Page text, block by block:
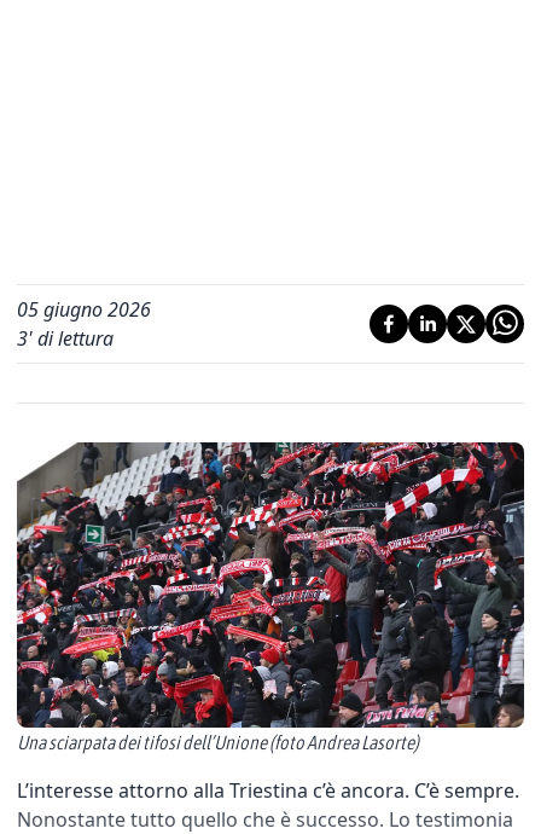
05 giugno 2026
3' di lettura
Una sciarpata dei tifosi dell’Unione (foto Andrea Lasorte)
L’interesse attorno alla Triestina c’è ancora. C’è sempre.
Nonostante tutto quello che è successo. Lo testimonia